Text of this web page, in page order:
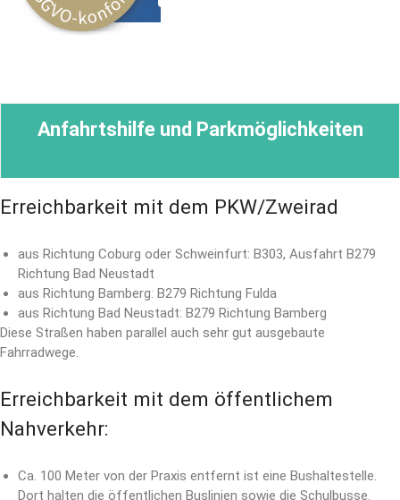
Anfahrtshilfe und Parkmöglichkeiten
Erreichbarkeit mit dem PKW/Zweirad
aus Richtung Coburg oder Schweinfurt: B303, Ausfahrt B279
Richtung Bad Neustadt
aus Richtung Bamberg: B279 Richtung Fulda
aus Richtung Bad Neustadt: B279 Richtung Bamberg
Diese Straßen haben parallel auch sehr gut ausgebaute
Fahrradwege.
Erreichbarkeit mit dem öffentlichem
Nahverkehr:
Ca. 100 Meter von der Praxis entfernt ist eine Bushaltestelle.
Dort halten die öffentlichen Buslinien sowie die Schulbusse.